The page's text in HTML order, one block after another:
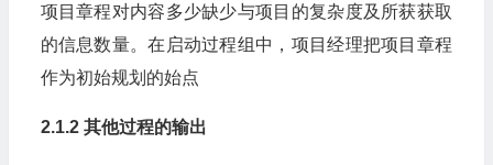
项目章程对内容多少缺少与项目的复杂度及所获获取
的信息数量。在启动过程组中，项目经理把项目章程
作为初始规划的始点
2.1.2 其他过程的输出